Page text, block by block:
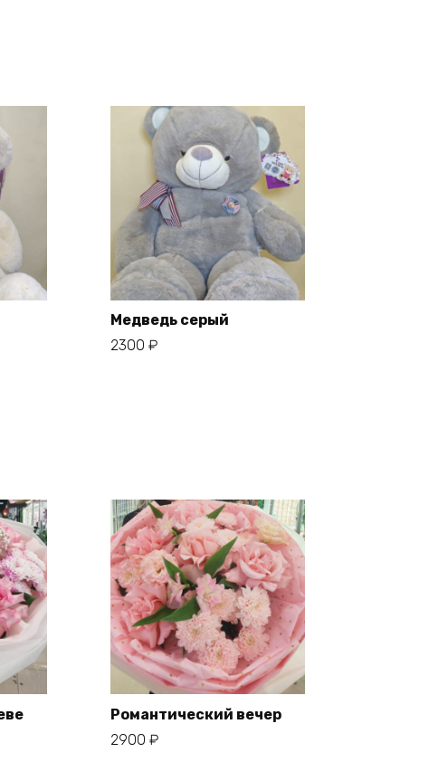
Медведь серый
2300 ₽
Романтический вечер
2900 ₽